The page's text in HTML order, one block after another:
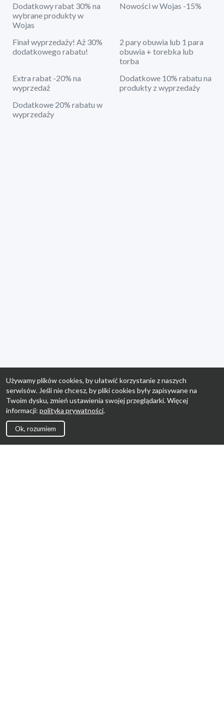
Dodatkowy rabat 30% na
wybrane produkty w
Wojas
Nowości w Wojas -15%
Finał wyprzedaży! Aż 30%
dodatkowego rabatu!
2 pary obuwia lub 1 para
obuwia + torebka lub
torba
Extra rabat -20% na
wyprzedaż
Dodatkowe 10% rabatu na
produkty z wyprzedaży
Dodatkowe 20% rabatu w
wyprzedaży
Używamy plików cookies, by ułatwić korzystanie z naszych
serwisów. Jeśli nie chcesz, by pliki cookies były zapisywane na
Twoim dysku, zmień ustawienia swojej przeglądarki. Więcej
informacji: polityka prywatności.
Ok, rozumiem